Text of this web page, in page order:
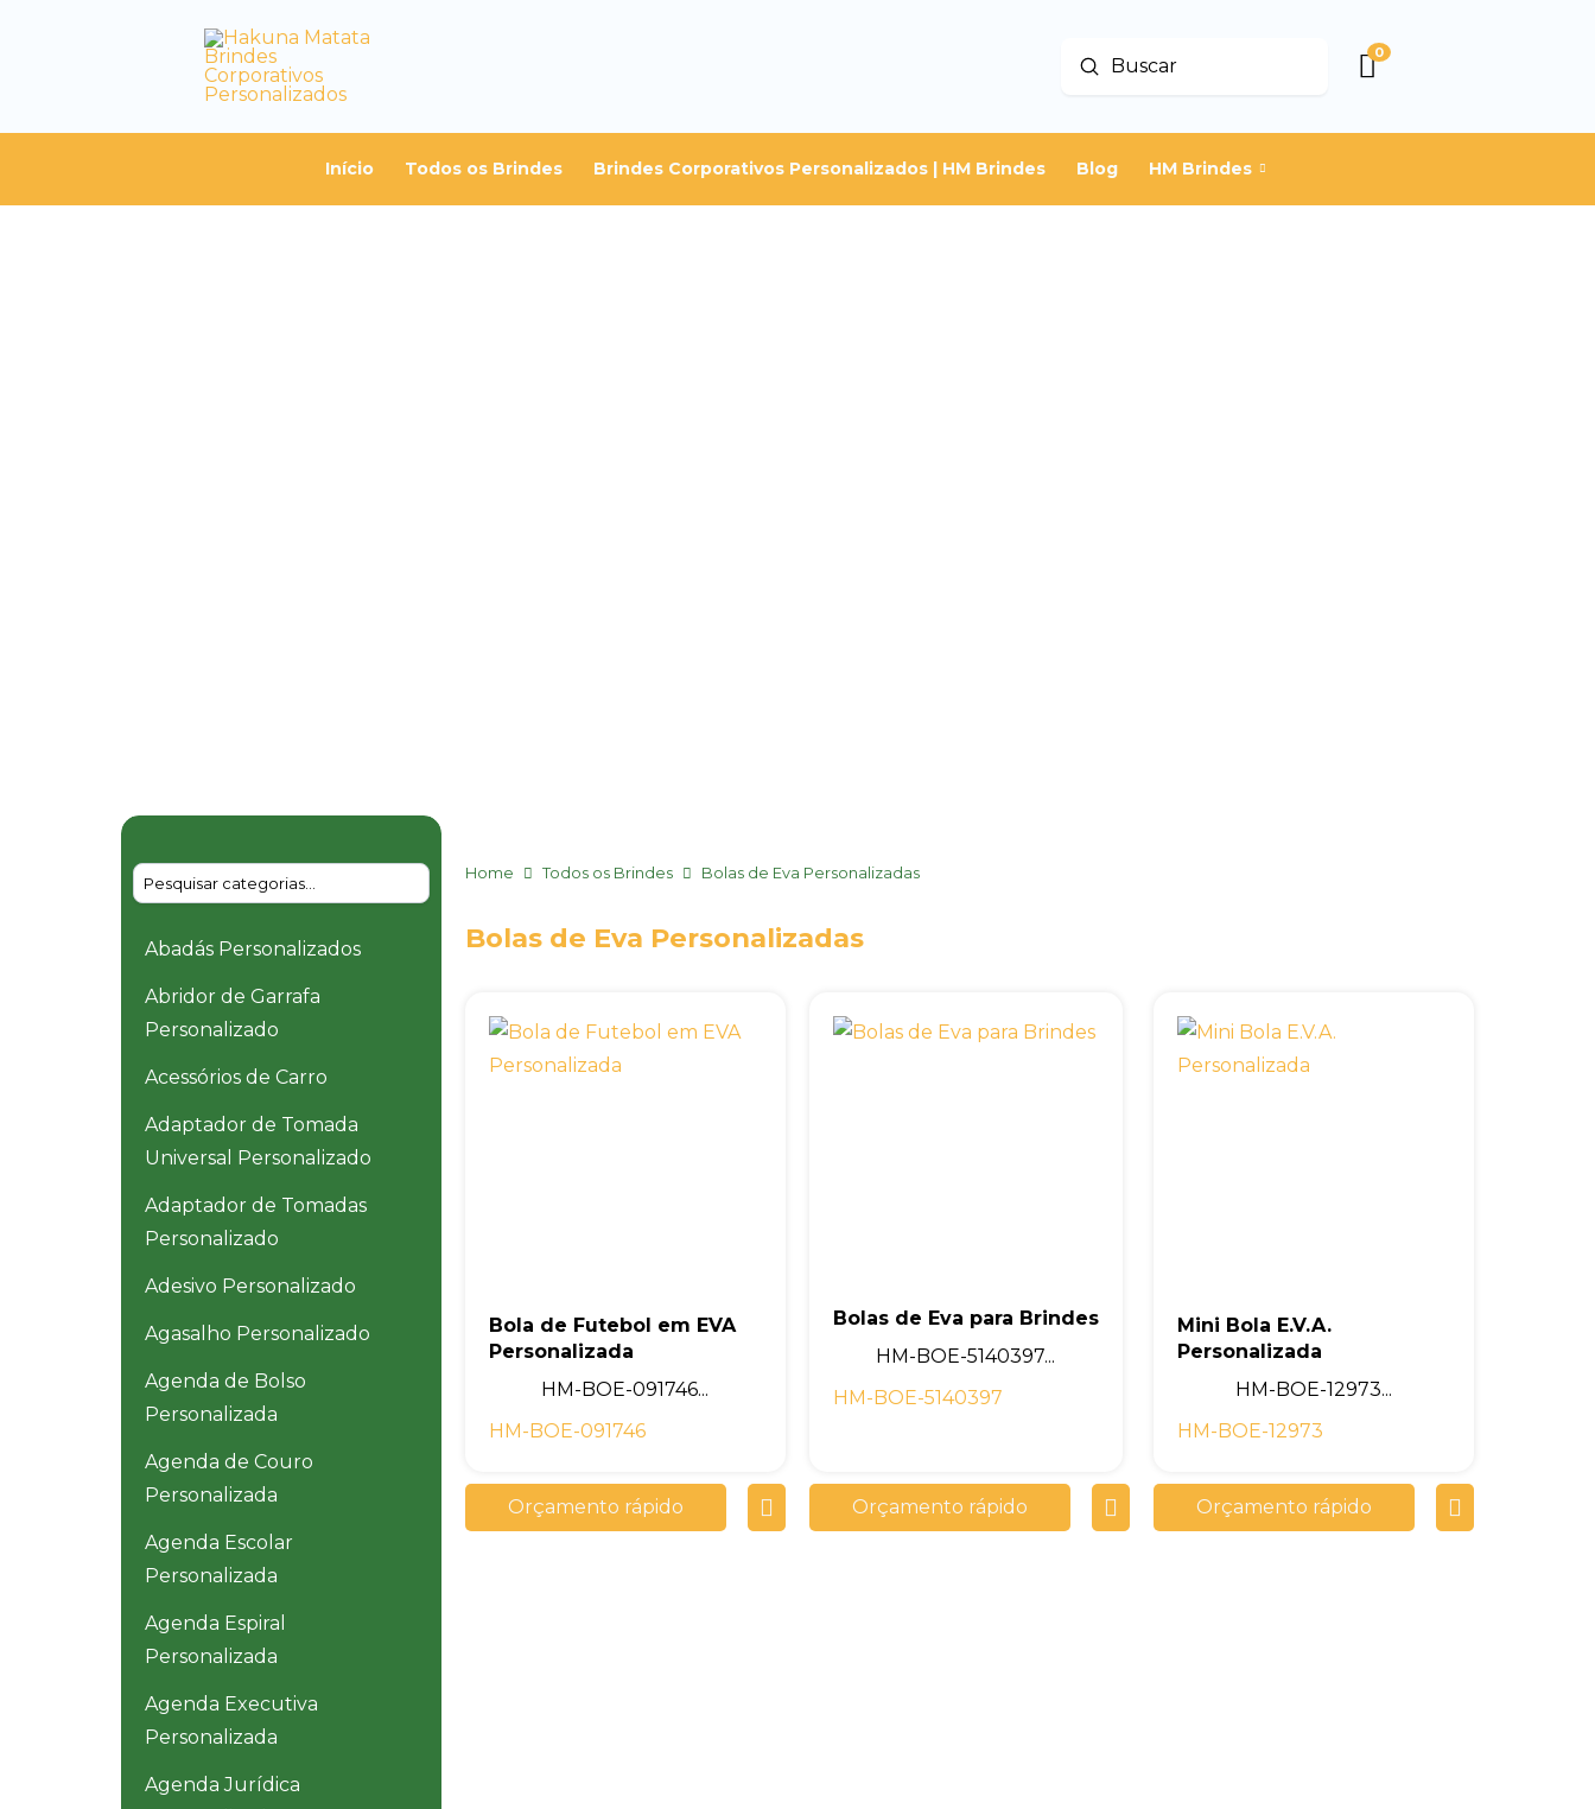
Buscar
Enviar
0
Início Todos os Brindes Brindes Corporativos Personalizados | HM Brindes Blog HM Brindes
Abadás Personalizados
Abridor de Garrafa
Personalizado
Acessórios de Carro
Adaptador de Tomada
Universal Personalizado
Adaptador de Tomadas
Personalizado
Adesivo Personalizado
Agasalho Personalizado
Agenda de Bolso
Personalizada
Agenda de Couro
Personalizada
Agenda Escolar
Personalizada
Agenda Espiral
Personalizada
Agenda Executiva
Personalizada
Agenda Jurídica
Home Todos os Brindes Bolas de Eva Personalizadas
Bolas de Eva Personalizadas
Bola de Futebol em EVA
Personalizada
HM-BOE-091746...
HM-BOE-091746
Orçamento rápido
Bolas de Eva para Brindes
HM-BOE-5140397...
HM-BOE-5140397
Orçamento rápido
Mini Bola E.V.A.
Personalizada
HM-BOE-12973...
HM-BOE-12973
Orçamento rápido